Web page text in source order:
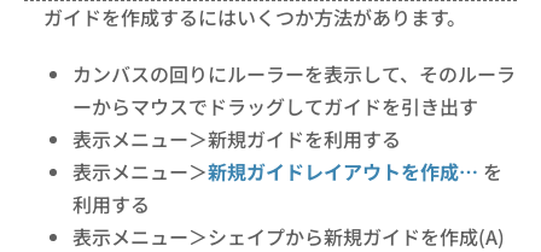
ガイドを作成するにはいくつか方法があります。
カンバスの回りにルーラーを表示して、そのルーラ
ーからマウスでドラッグしてガイドを引き出す
表示メニュー＞新規ガイドを利用する
表示メニュー＞新規ガイドレイアウトを作成… を
利用する
表示メニュー＞シェイプから新規ガイドを作成(A)